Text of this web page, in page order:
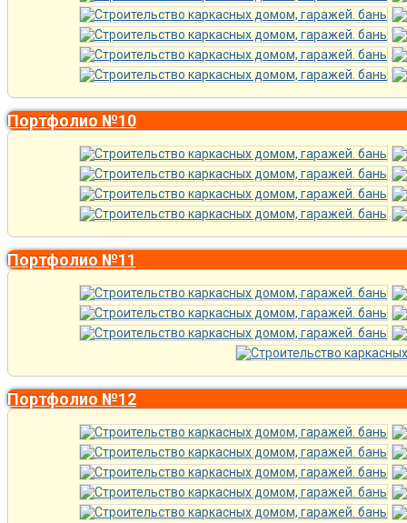
Портфолио №10
Портфолио №11
Портфолио №12